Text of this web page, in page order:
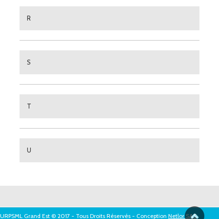
R
S
T
U
URPSML Grand Est © 2017 - Tous Droits Réservés - Conception Netlor SAS